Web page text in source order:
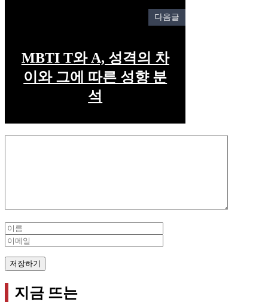
다음글
MBTI T와 A, 성격의 차
이와 그에 따른 성향 분
석
Name
지금 뜨는